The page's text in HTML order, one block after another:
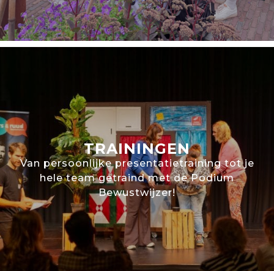
TRAININGEN
Van persoonlijke presentatietraining tot je
hele team getraind met de Podium
Bewustwijzer!